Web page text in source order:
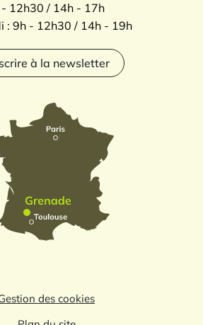
12h30 / 14h - 17h
: 9h - 12h30 / 14h - 19h
à la newsletter
des cookies